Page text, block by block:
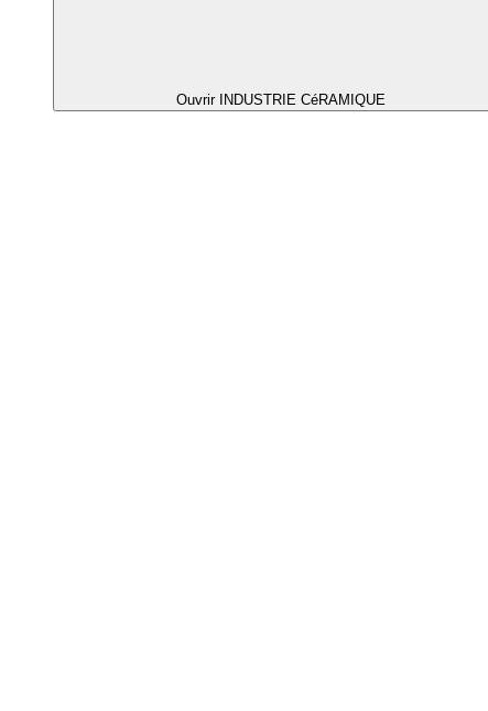
Ouvrir INDUSTRIE CéRAMIQUE